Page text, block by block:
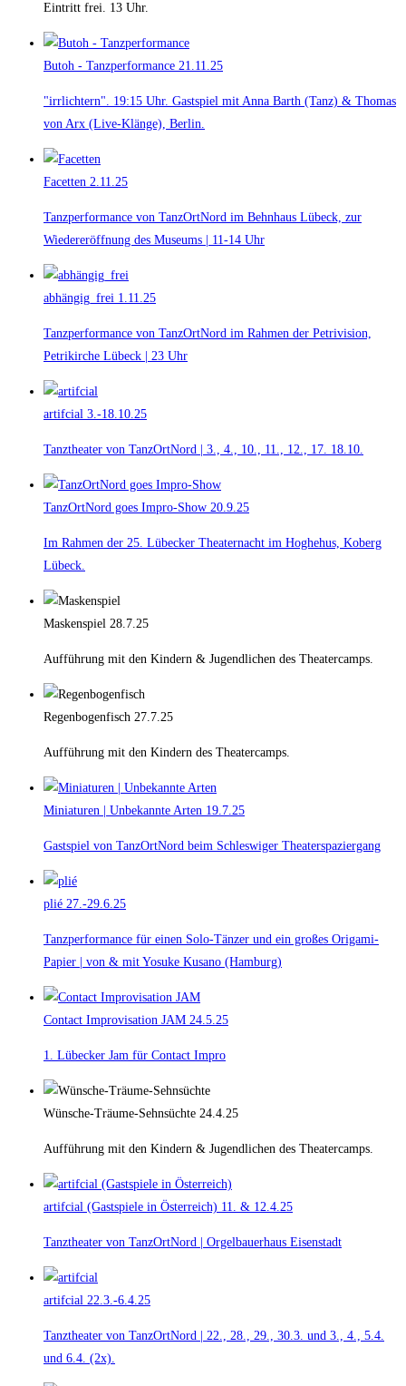
Eintritt frei. 13 Uhr.
Butoh - Tanzperformance 21.11.25
"irrlichtern". 19:15 Uhr. Gastspiel mit Anna Barth (Tanz) & Thomas
von Arx (Live-Klänge), Berlin.
Facetten 2.11.25
Tanzperformance von TanzOrtNord im Behnhaus Lübeck, zur
Wiedereröffnung des Museums | 11-14 Uhr
abhängig_frei 1.11.25
Tanzperformance von TanzOrtNord im Rahmen der Petrivision,
Petrikirche Lübeck | 23 Uhr
artifcial 3.-18.10.25
Tanztheater von TanzOrtNord | 3., 4., 10., 11., 12., 17. 18.10.
TanzOrtNord goes Impro-Show 20.9.25
Im Rahmen der 25. Lübecker Theaternacht im Hoghehus, Koberg
Lübeck.
Maskenspiel 28.7.25
Aufführung mit den Kindern & Jugendlichen des Theatercamps.
Regenbogenfisch 27.7.25
Aufführung mit den Kindern des Theatercamps.
Miniaturen | Unbekannte Arten 19.7.25
Gastspiel von TanzOrtNord beim Schleswiger Theaterspaziergang
plié 27.-29.6.25
Tanzperformance für einen Solo-Tänzer und ein großes Origami-
Papier | von & mit Yosuke Kusano (Hamburg)
Contact Improvisation JAM 24.5.25
1. Lübecker Jam für Contact Impro
Wünsche-Träume-Sehnsüchte 24.4.25
Aufführung mit den Kindern & Jugendlichen des Theatercamps.
artifcial (Gastspiele in Österreich) 11. & 12.4.25
Tanztheater von TanzOrtNord | Orgelbauerhaus Eisenstadt
artifcial 22.3.-6.4.25
Tanztheater von TanzOrtNord | 22., 28., 29., 30.3. und 3., 4., 5.4.
und 6.4. (2x).